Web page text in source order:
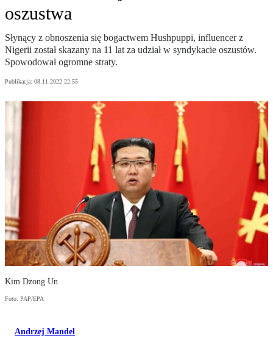
oszustwa
Słynący z obnoszenia się bogactwem Hushpuppi, influencer z
Nigerii został skazany na 11 lat za udział w syndykacie oszustów.
Spowodował ogromne straty.
Publikacja: 08.11.2022 22:55
Kim Dzong Un
Foto: PAP/EPA
Andrzej Mandel